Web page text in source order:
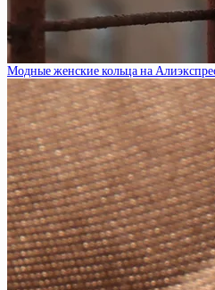
Модные женские кольца на